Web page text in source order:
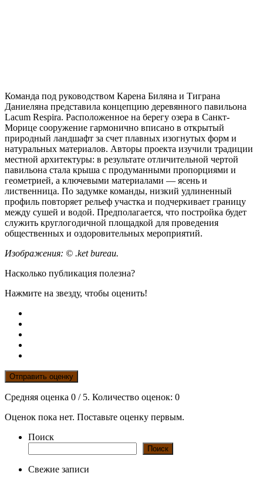
Команда под руководством Карена Биляна и Тиграна
Даниеляна представила концепцию деревянного павильона
Lacum Respira. Расположенное на берегу озера в Санкт-
Морице сооружение гармонично вписано в открытый
природный ландшафт за счет плавных изогнутых форм и
натуральных материалов. Авторы проекта изучили традиции
местной архитектуры: в результате отличительной чертой
павильона стала крыша с продуманными пропорциями и
геометрией, а ключевыми материалами — ясень и
лиственница. По задумке команды, низкий удлиненный
профиль повторяет рельеф участка и подчеркивает границу
между сушей и водой. Предполагается, что постройка будет
служить круглогодичной площадкой для проведения
общественных и оздоровительных мероприятий.
Изображения: © .ket bureau.
Насколько публикация полезна?
Нажмите на звезду, чтобы оценить!
Отправить оценку
Средняя оценка 0 / 5. Количество оценок: 0
Оценок пока нет. Поставьте оценку первым.
Поиск
Поиск
Свежие записи